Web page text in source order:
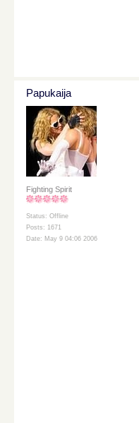
Papukaija
Fighting Spirit
Status: Offline
Posts: 1671
Date: May 9 04:06 2006